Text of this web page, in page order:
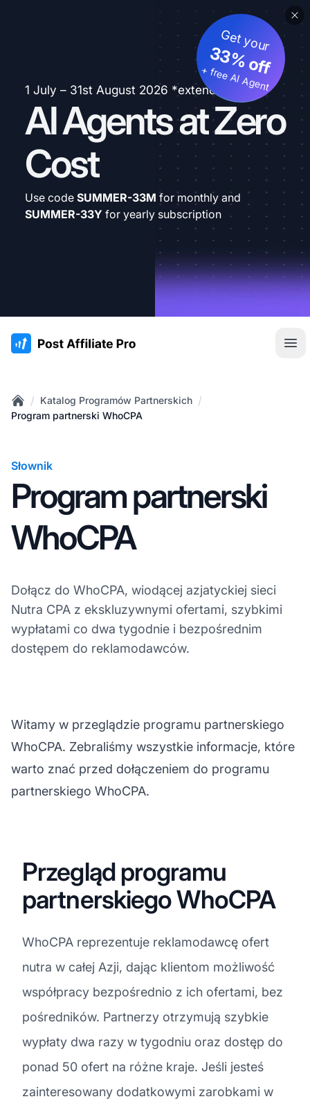
1 July – 31st August 2026 *extended
AI Agents at Zero
Cost
Get your
33% off
+ free AI Agent
Use code SUMMER-33M for monthly and
SUMMER-33Y for yearly subscription
:site.title
Home
/ Katalog Programów Partnerskich /
Program partnerski WhoCPA
Słownik
Program partnerski
WhoCPA
Dołącz do WhoCPA, wiodącej azjatyckiej sieci
Nutra CPA z ekskluzywnymi ofertami, szybkimi
wypłatami co dwa tygodnie i bezpośrednim
dostępem do reklamodawców.
Witamy w przeglądzie programu partnerskiego
WhoCPA. Zebraliśmy wszystkie informacje, które
warto znać przed dołączeniem do programu
partnerskiego WhoCPA.
Przegląd programu
partnerskiego WhoCPA
WhoCPA reprezentuje reklamodawcę ofert
nutra w całej Azji, dając klientom możliwość
współpracy bezpośrednio z ich ofertami, bez
pośredników. Partnerzy otrzymują szybkie
wypłaty dwa razy w tygodniu oraz dostęp do
ponad 50 ofert na różne kraje. Jeśli jesteś
zainteresowany dodatkowymi zarobkami w